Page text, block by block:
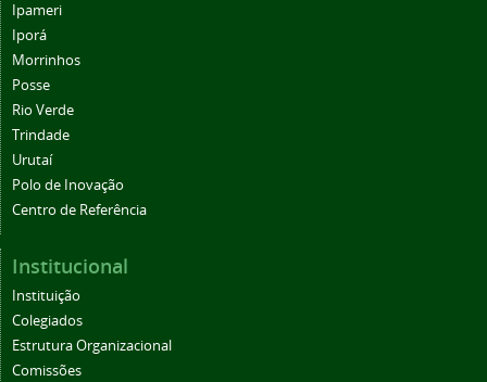
Ipameri
Iporá
Morrinhos
Posse
Rio Verde
Trindade
Urutaí
Polo de Inovação
Centro de Referência
Institucional
Instituição
Colegiados
Estrutura Organizacional
Comissões